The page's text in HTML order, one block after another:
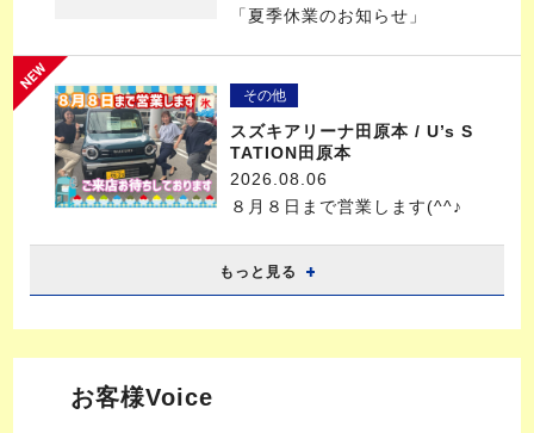
「夏季休業のお知らせ」
その他
スズキアリーナ田原本 / U’s S
TATION田原本
2026.08.06
８月８日まで営業します(^^♪
もっと見る
お客様Voice